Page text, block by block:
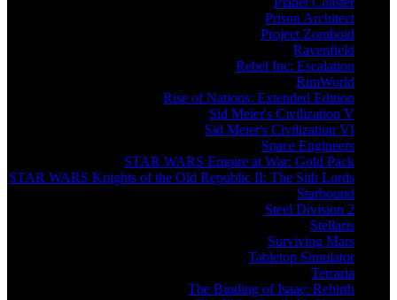
Prison Architect
Project Zomboid
Ravenfield
Rebel Inc: Escalation
RimWorld
Rise of Nations: Extended Edition
Sid Meier's Civilization V
Sid Meier's Civilization VI
Space Engineers
STAR WARS Empire at War: Gold Pack
STAR WARS Knights of the Old Republic II: The Sith Lords
Starbound
Steel Division 2
Stellaris
Surviving Mars
Tabletop Simulator
Terraria
The Binding of Isaac: Rebirth